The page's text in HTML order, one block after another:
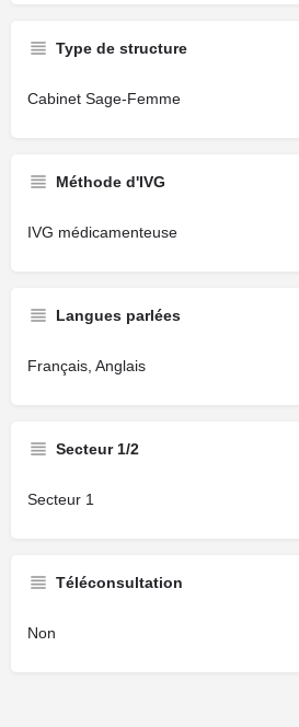
Type de structure
Cabinet Sage-Femme
Méthode d'IVG
IVG médicamenteuse
Langues parlées
Français, Anglais
Secteur 1/2
Secteur 1
Téléconsultation
Non